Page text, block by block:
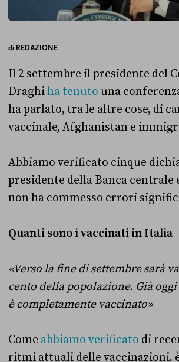
di REDAZIONE
Il 2 settembre il presidente del
Draghiha tenuto una
ha parlato, tra le altre cose, di
vaccinale, Afghanistan e
Abbiamo verificato cinque
presidente della Banca centrale
non ha commesso errori
Quanti sono i vaccinati in Italia
«Verso la fine di settembre sarà
cento della popolazione. Già
è completamente vaccinato»
Come abbiamo verificato di
ritmi attuali delle vaccinazioni,